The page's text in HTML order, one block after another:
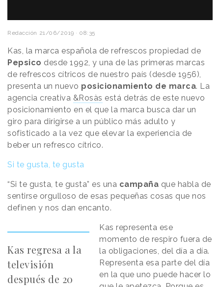
Redacción 21/06/2019 · 08:35
Kas, la marca española de refrescos propiedad de
Pepsico desde 1992, y una de las primeras marcas
de refrescos cítricos de nuestro país (desde 1956),
presenta un nuevo posicionamiento de marca. La
agencia creativa &Rosàs está detrás de este nuevo
posicionamiento en el que la marca busca dar un
giro para dirigirse a un público más adulto y
sofisticado a la vez que elevar la experiencia de
beber un refresco cítrico.
Si te gusta, te gusta
“Si te gusta, te gusta” es una campaña que habla de
sentirse orgulloso de esas pequeñas cosas que nos
definen y nos dan encanto.
Kas regresa a la
televisión
después de 20
Kas representa ese
momento de respiro fuera de
la obligaciones, del día a día.
Representa esa parte del día
en la que uno puede hacer lo